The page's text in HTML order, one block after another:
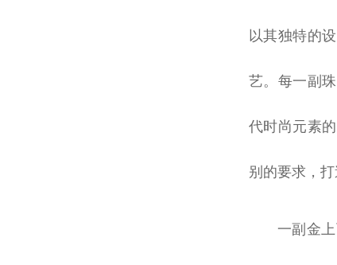
以其独特的
艺。每一副
代时尚元素
别的要求，
一副金